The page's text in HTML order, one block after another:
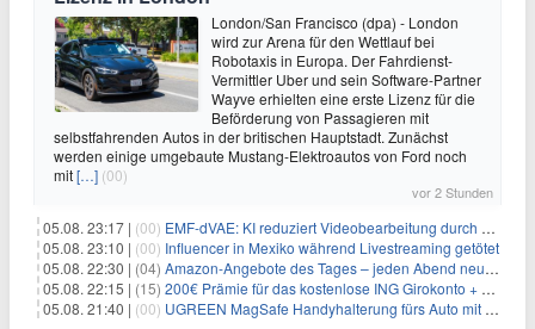
London/San Francisco (dpa) - London
wird zur Arena für den Wettlauf bei
Robotaxis in Europa. Der Fahrdienst-
Vermittler Uber und sein Software-Partner
Wayve erhielten eine erste Lizenz für die
Beförderung von Passagieren mit
selbstfahrenden Autos in der britischen Hauptstadt. Zunächst
werden einige umgebaute Mustang-Elektroautos von Ford noch
mit[…] (00)
vor 2 Stunden
05.08. 23:17 | (00) EMF-dVAE: KI reduziert Videobearbeitung durch audio-gesteuerte Bildauswahl um 65%
05.08. 23:10 | (00) Influencer in Mexiko während Livestreaming getötet
05.08. 22:30 | (04) Amazon-Angebote des Tages – jeden Abend neue Deals zum Stöbern
05.08. 22:15 | (15) 200€ Prämie für das kostenlose ING Girokonto + gratis Visa + 3,75% Zinsen
05.08. 21:40 | (00) UGREEN MagSafe Handyhalterung fürs Auto mit 20 N52-Magneten für 7,96€